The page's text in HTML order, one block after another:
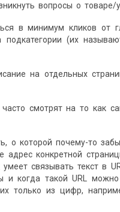
вопросы о товаре/
в минимум кликов от
(их
на отдельных
смотрят на то как
о которой почему-то
конкретной
связывать текст в
и когда такой URL можно
только из цифр,